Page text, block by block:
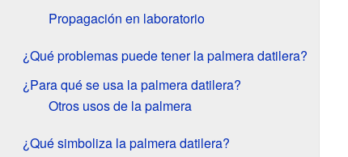
Propagación en laboratorio
¿Qué problemas puede tener la palmera datilera?
¿Para qué se usa la palmera datilera?
Otros usos de la palmera
¿Qué simboliza la palmera datilera?